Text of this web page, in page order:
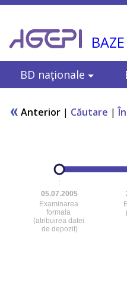
BD naţionale
Anterior | Căutare |
05.07.2005
Examinarea
formala
(atribuirea datei
de depozit)